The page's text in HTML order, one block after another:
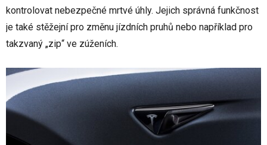
kontrolovat nebezpečné mrtvé úhly. Jejich správná funkčnost
je také stěžejní pro změnu jízdních pruhů nebo například pro
takzvaný „zip“ ve zúženích.